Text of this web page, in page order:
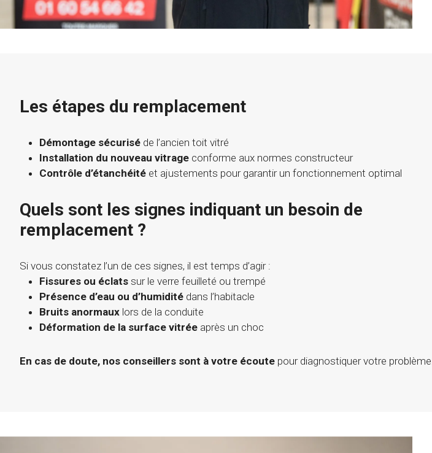
Les étapes du remplacement
Démontage sécurisé de l’ancien toit vitré
Installation du nouveau vitrage conforme aux normes constructeur
Contrôle d’étanchéité et ajustements pour garantir un fonctionnement optimal
Quels sont les signes indiquant un besoin de
remplacement ?
Si vous constatez l’un de ces signes, il est temps d’agir :
Fissures ou éclats sur le verre feuilleté ou trempé
Présence d’eau ou d’humidité dans l’habitacle
Bruits anormaux lors de la conduite
Déformation de la surface vitrée après un choc
En cas de doute, nos conseillers sont à votre écoute pour diagnostiquer votre